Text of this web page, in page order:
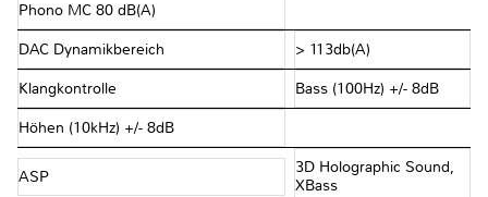
Phono MC 80 dB(A)
DAC Dynamikbereich > 113db(A)
Klangkontrolle Bass (100Hz) +/- 8dB
Höhen (10kHz) +/- 8dB
ASP
3D Holographic Sound,
XBass